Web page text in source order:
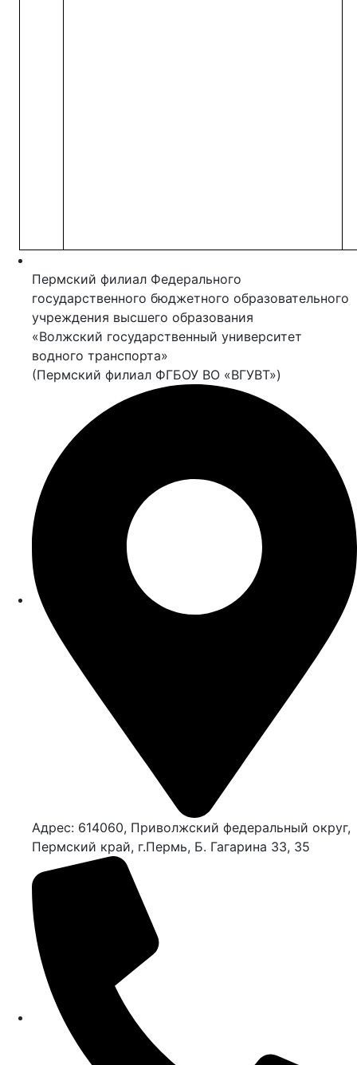
Пермский филиал Федерального
государственного бюджетного образовательного
учреждения высшего образования
«Волжский государственный университет
водного транспорта»
(Пермский филиал ФГБОУ ВО «ВГУВТ»)
Адрес: 614060, Приволжский федеральный округ,
Пермский край, г.Пермь, Б. Гагарина 33, 35